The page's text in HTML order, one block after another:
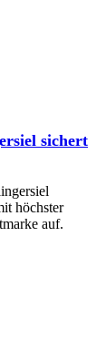
sichert
höchster
auf.